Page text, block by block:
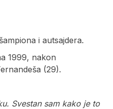
i autsajdera.
1999, nakon
(29).
Svestan sam kako je to